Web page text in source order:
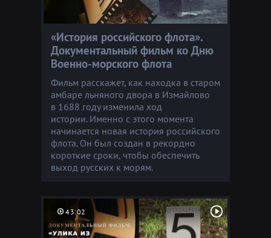
«История российского флота».
Документальный фильм ко Дню
Военно-морского флота
Фильм расскажет, как находка в старом
амбаре льняного двора в Измайлово
в 1688 году изменила ход
истории. Именно с этого момента
начинается новая история российского
флота. Он был создан в рекордно
короткие сроки, чтобы обеспечить
выход русских к морям.
43:02